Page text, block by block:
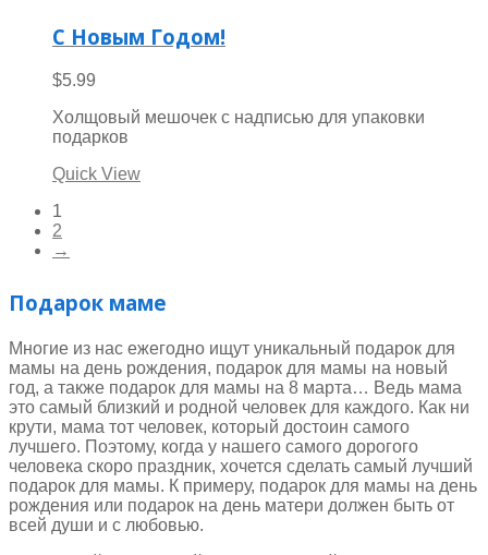
С Новым Годом!
$5.99
Холщовый мешочек с надписью для упаковки
подарков
Quick View
1
2
→
Подарок маме
Многие из нас ежегодно ищут уникальный подарок для
мамы на день рождения, подарок для мамы на новый
год, а также подарок для мамы на 8 марта… Ведь мама
это самый близкий и родной человек для каждого. Как ни
крути, мама тот человек, который достоин самого
лучшего. Поэтому, когда у нашего самого дорогого
человека скоро праздник, хочется сделать самый лучший
подарок для мамы. К примеру, подарок для мамы на день
рождения или подарок на день матери должен быть от
всей души и с любовью.